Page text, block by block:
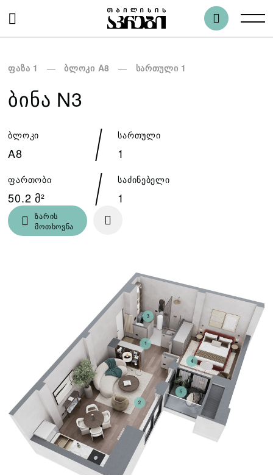
ფაზა 1 ბლოკი A8 სართული 1
ᲑᲘᲜᲐ N3
ბლოკი
A8
სართული
1
ფართობი
50.2 მ²
საძინებელი
1
ზარის
მოთხოვნა
1
2
3
4
5